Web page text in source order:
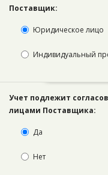
Поставщик:
Юридическое лицо
Индивидуальный
Учет подлежит
лицами Поставщика:
Да
Нет